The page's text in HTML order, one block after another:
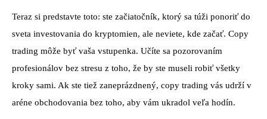
Teraz si predstavte toto: ste začiatočník, ktorý sa túži ponoriť do
sveta investovania do kryptomien, ale neviete, kde začať. Copy
trading môže byť vaša vstupenka. Učíte sa pozorovaním
profesionálov bez stresu z toho, že by ste museli robiť všetky
kroky sami. Ak ste tiež zaneprázdnený, copy trading vás udrží v
aréne obchodovania bez toho, aby vám ukradol veľa hodín.